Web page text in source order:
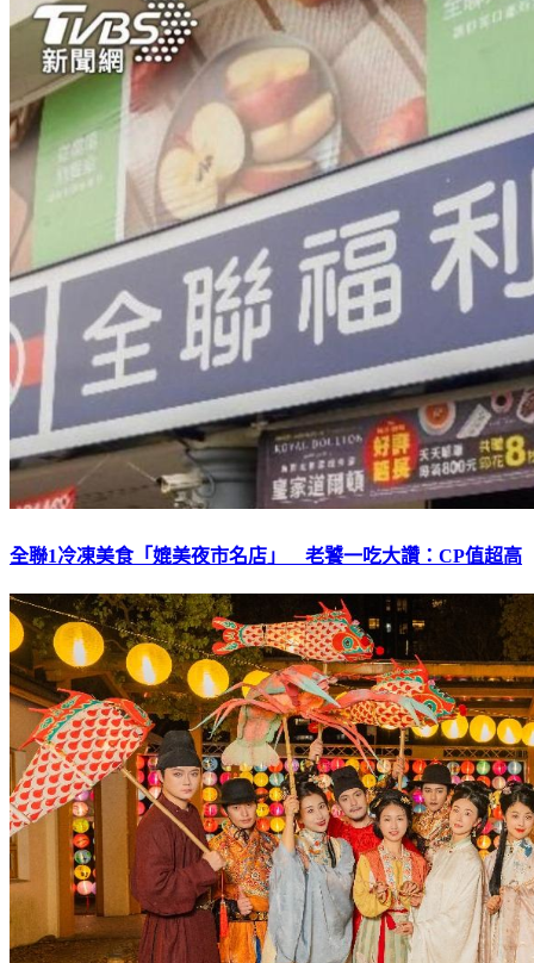
全聯1冷凍美食「媲美夜市名店」 老饕一吃大讚：CP值超高